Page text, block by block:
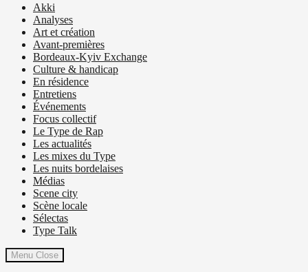
Akki
Analyses
Art et création
Avant-premières
Bordeaux-Kyiv Exchange
Culture & handicap
En résidence
Entretiens
Événements
Focus collectif
Le Type de Rap
Les actualités
Les mixes du Type
Les nuits bordelaises
Médias
Scene city
Scène locale
Sélectas
Type Talk
Menu Close